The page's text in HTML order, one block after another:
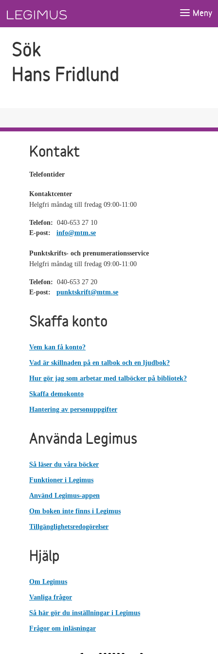
Meny
Sök
Hans Fridlund
Kontakt
Telefontider
Kontaktcenter
Helgfri måndag till fredag 09:00-11:00
Telefon: 040-653 27 10
E-post:
info@mtm.se
Punktskrifts- och prenumerationsservice
Helgfri måndag till fredag 09:00-11:00
Telefon: 040-653 27 20
E-post:
punktskrift@mtm.se
Skaffa konto
Vem kan få konto?
Vad är skillnaden på en talbok och en ljudbok?
Hur gör jag som arbetar med talböcker på bibliotek?
Skaffa demokonto
Hantering av personuppgifter
Använda Legimus
Så läser du våra böcker
Funktioner i Legimus
Använd Legimus-appen
Om boken inte finns i Legimus
Tillgänglighetsredogörelser
Hjälp
Om Legimus
Vanliga frågor
Så här gör du inställningar i Legimus
Frågor om inläsningar